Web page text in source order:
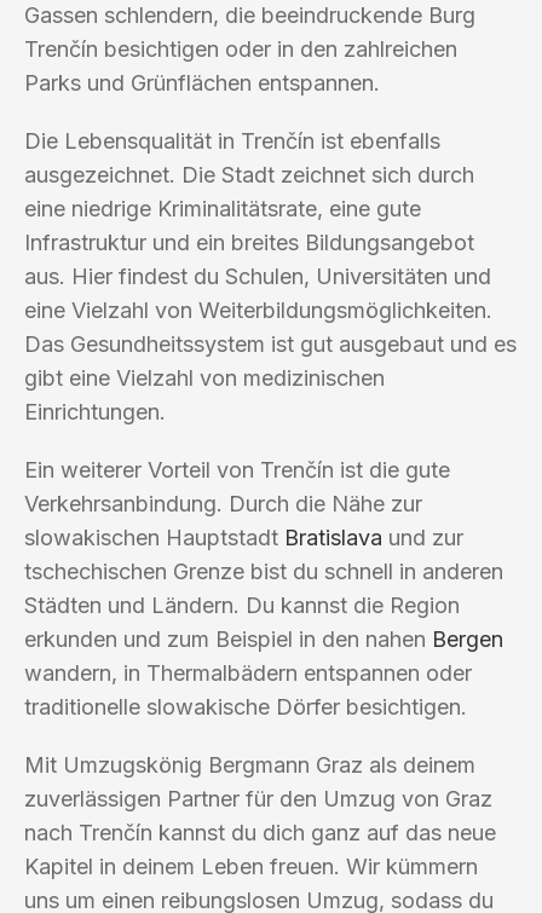
Gassen schlendern, die beeindruckende Burg
Trenčín besichtigen oder in den zahlreichen
Parks und Grünflächen entspannen.
Die Lebensqualität in Trenčín ist ebenfalls
ausgezeichnet. Die Stadt zeichnet sich durch
eine niedrige Kriminalitätsrate, eine gute
Infrastruktur und ein breites Bildungsangebot
aus. Hier findest du Schulen, Universitäten und
eine Vielzahl von Weiterbildungsmöglichkeiten.
Das Gesundheitssystem ist gut ausgebaut und es
gibt eine Vielzahl von medizinischen
Einrichtungen.
Ein weiterer Vorteil von Trenčín ist die gute
Verkehrsanbindung. Durch die Nähe zur
slowakischen Hauptstadt Bratislava und zur
tschechischen Grenze bist du schnell in anderen
Städten und Ländern. Du kannst die Region
erkunden und zum Beispiel in den nahen Bergen
wandern, in Thermalbädern entspannen oder
traditionelle slowakische Dörfer besichtigen.
Mit Umzugskönig Bergmann Graz als deinem
zuverlässigen Partner für den Umzug von Graz
nach Trenčín kannst du dich ganz auf das neue
Kapitel in deinem Leben freuen. Wir kümmern
uns um einen reibungslosen Umzug, sodass du